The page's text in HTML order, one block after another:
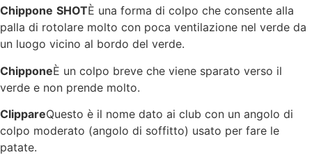
Chippone SHOTÈ una forma di colpo che consente alla
palla di rotolare molto con poca ventilazione nel verde da
un luogo vicino al bordo del verde.
ChipponeÈ un colpo breve che viene sparato verso il
verde e non prende molto.
ClippareQuesto è il nome dato ai club con un angolo di
colpo moderato (angolo di soffitto) usato per fare le
patate.